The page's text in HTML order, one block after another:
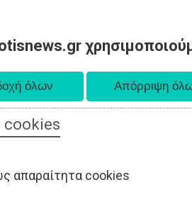
απαραίτητα cookies